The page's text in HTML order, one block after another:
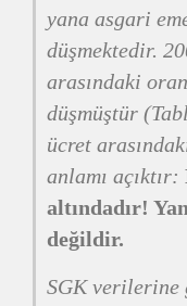
yana asgari
düşmektedir.
arasındaki
düşmüştür
ücret
anlamı açıktır:
altındadır!
değildir.
SGK verilerine